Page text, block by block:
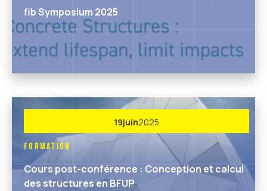
fib Symposium 2025
19juin2025
Formation
Cours post-conférence : Conception et calcul
des structures en BFUP